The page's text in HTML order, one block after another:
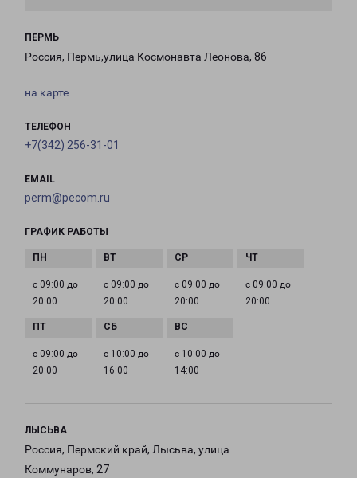
ПЕРМЬ
Россия, Пермь,улица Космонавта Леонова, 86
на карте
ТЕЛЕФОН
+7(342) 256-31-01
EMAIL
perm@pecom.ru
ГРАФИК РАБОТЫ
с 09:00 до
20:00
с 09:00 до
20:00
с 09:00 до
20:00
с 09:00 до
20:00
с 09:00 до
20:00
с 10:00 до
16:00
с 10:00 до
14:00
ЛЫСЬВА
Россия, Пермский край, Лысьва, улица
Коммунаров, 27